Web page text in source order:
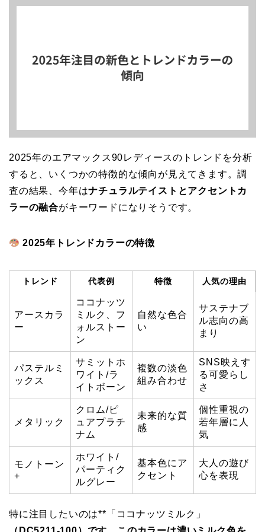
2025年のエアマックス90レディースのトレンドを分析
すると、いくつかの特徴的な傾向が見えてきます。調
査の結果、今年はナチュラルテイストとアクセントカ
ラーの融合がキーワードになりそうです。
2025年トレンドカラーの特徴
トレンド 代表例 特徴 人気の理由
アースカラ
ー
ココナッツ
ミルク、フ
ォルストー
ン
自然な色合
い
サステナブ
ル志向の高
まり
パステルミ
ックス
サミットホ
ワイト/ラ
イトボーン
複数の淡色
組み合わせ
SNS映えす
る可愛らし
さ
メタリック
クロム/ピ
ュアプラチ
ナム
未来的な質
感
個性重視の
若年層に人
気
モノトーン
+
ホワイト/
パーティク
ルグレー
基本色にア
クセント
大人の遊び
心を表現
特に注目したいのは**「ココナッツミルク」